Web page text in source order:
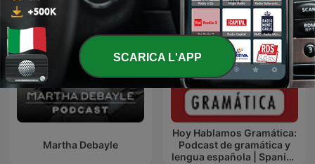
Martha Debayle
Hoy Hablamos Gramática:
Podcast de gramática y
lengua española | Spanish
SCARICA L'APP